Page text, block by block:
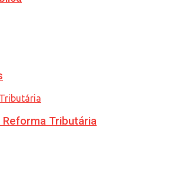
Tributária